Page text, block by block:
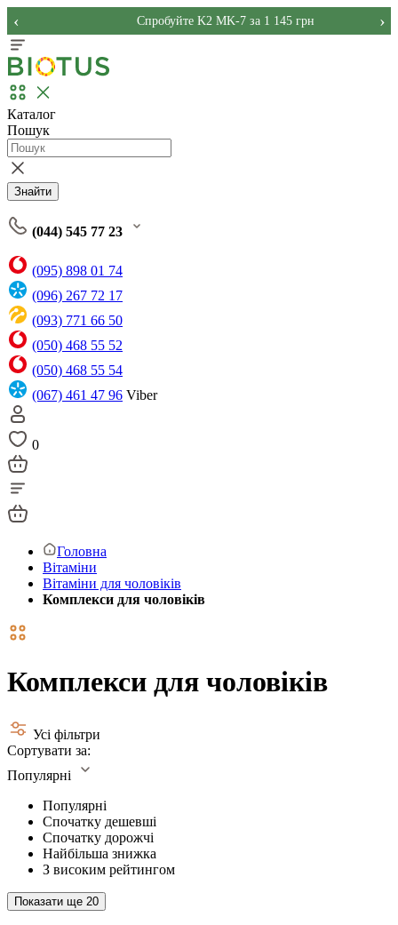
Спробуйте K2 MK-7 за 1 145 грн
‹ ›
Каталог
Пошук
Знайти
(044) 545 77 23
(095) 898 01 74
(096) 267 72 17
(093) 771 66 50
(050) 468 55 52
(050) 468 55 54
(067) 461 47 96 Viber
0
Головна
Вітаміни
Вітаміни для чоловіків
Комплекси для чоловіків
Комплекси для чоловіків
Усі фільтри
Сортувати за:
Популярні
Популярні
Спочатку дешевші
Спочатку дорожчі
Найбільша знижка
З високим рейтингом
Показати ще 20